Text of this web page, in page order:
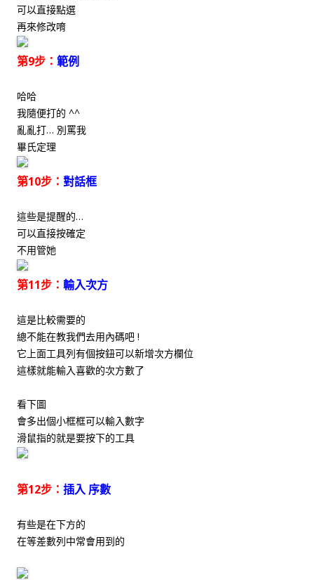
可以直接點選
再來修改唷
第9步： 範例
哈哈
我隨便打的 ^^
亂亂打… 別罵我
畢氏定理
第10步： 對話框
這些是提醒的…
可以直接按確定
不用管她
第11步： 輸入次方
這是比較需要的
總不能在教我們去用內碼吧 !
它上面工具列有個按鈕可以新增次方欄位
這樣就能輸入喜歡的次方數了
看下圖
會多出個小框框可以輸入數字
滑鼠指的就是要按下的工具
第12步： 插入 序數
有些是在下方的
在等差數列中常會用到的